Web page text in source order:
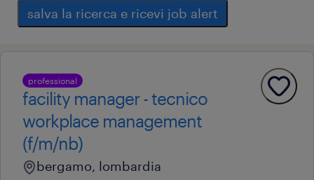
salva la ricerca e ricevi job alert
professional
facility manager - tecnico
workplace management
(f/m/nb)
bergamo, lombardia